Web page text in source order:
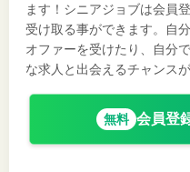
ます！シニアジョブは会員
受け取る事ができます。自
オファーを受けたり、自分
な求人と出会えるチャンスが
無料 会員登